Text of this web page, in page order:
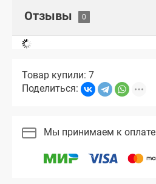
Отзывы
Товар купили: 7
Поделиться:
Мы принимаем к оплате